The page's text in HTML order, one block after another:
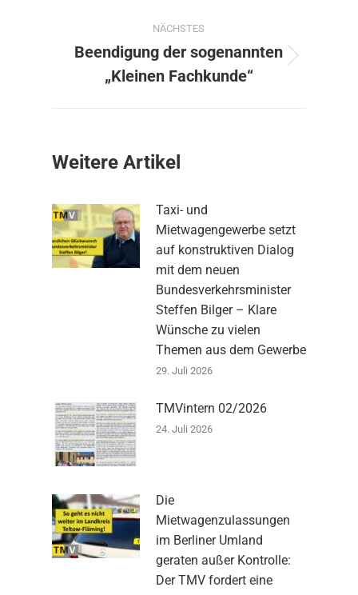
NÄCHSTES
Nächster
Beitrag:
Beendigung der sogenannten
„Kleinen Fachkunde“
Weitere Artikel
Taxi- und
Mietwagengewerbe setzt
auf konstruktiven Dialog
mit dem neuen
Bundesverkehrsminister
Steffen Bilger – Klare
Wünsche zu vielen
Themen aus dem Gewerbe
29. Juli 2026
TMVintern 02/2026
24. Juli 2026
Die
Mietwagenzulassungen
im Berliner Umland
geraten außer Kontrolle:
Der TMV fordert eine